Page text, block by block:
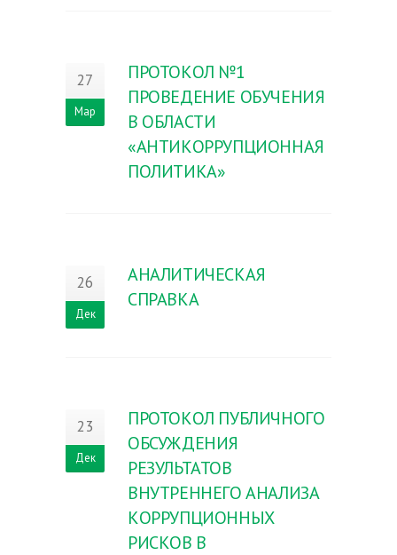
27
Мар
ПРОТОКОЛ №1
ПРОВЕДЕНИЕ ОБУЧЕНИЯ
В ОБЛАСТИ
«АНТИКОРРУПЦИОННАЯ
ПОЛИТИКА»
26
Дек
АНАЛИТИЧЕСКАЯ
СПРАВКА
23
Дек
ПРОТОКОЛ ПУБЛИЧНОГО
ОБСУЖДЕНИЯ
РЕЗУЛЬТАТОВ
ВНУТРЕННЕГО АНАЛИЗА
КОРРУПЦИОННЫХ
РИСКОВ В